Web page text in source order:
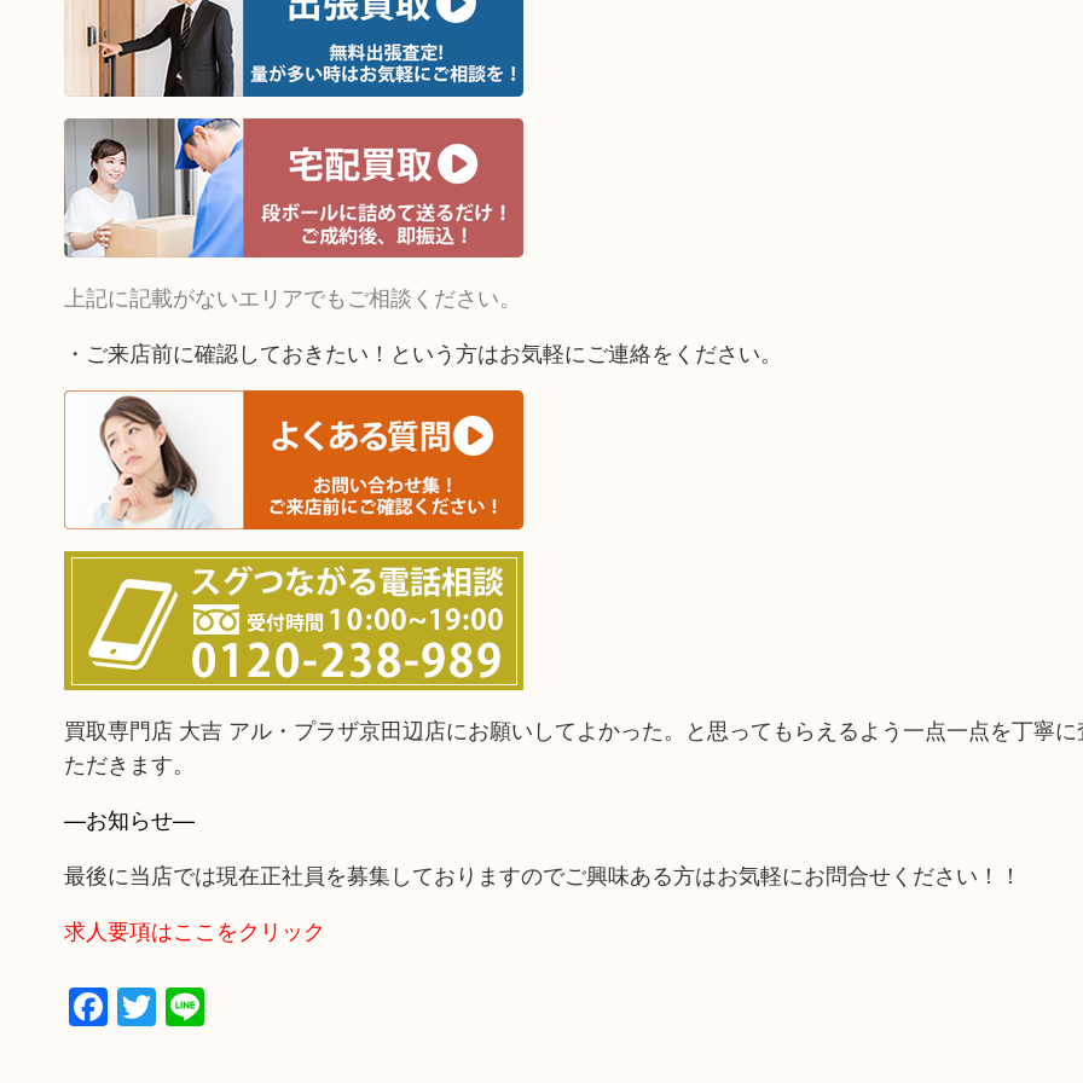
上記に記載がないエリアでもご相談ください。
・ご来店前に確認しておきたい！という方はお気軽にご連絡をください。
買取専門店 大吉 アル・プラザ京田辺店にお願いしてよかった。と思ってもらえるよう一点一点を丁寧
ただきます。
—お知らせ—
最後に当店では現在正社員を募集しておりますのでご興味ある方はお気軽にお問合せください！！
求人要項はここをクリック
Facebook
Twitter
Line